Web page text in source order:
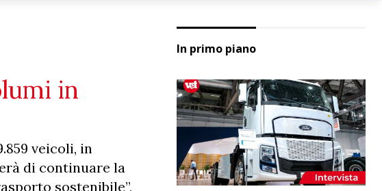
in
veicoli, in
di continuare la
sostenibile”,
In primo piano